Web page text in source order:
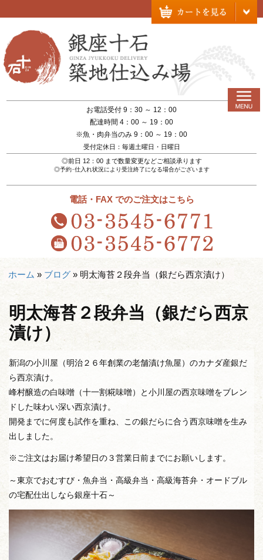
お電話受付 9：30 ～ 12：00
配達時間 4：00 ～ 19：00
※魚・肉弁当のみ 9：00 ～ 19：00
受付定休日：毎週土曜日・日曜日
◎前日 12：00 まで数量変更などご相談承ります
◎予約･仕入れ状況により受注終了になる場合がございます
電話・FAX でのご注文はこちら
ホーム » ブログ » 明太海苔２段弁当（銀だら西京漬け）
明太海苔２段弁当（銀だら西京
漬け）
新潟の小川屋（明治２６年創業の老舗漬け魚屋）のカナダ産銀だ
ら西京漬け。
峰村醸造の白味噌（十一割糀味噌）と小川屋の西京味噌をブレン
ドした味わい深い西京漬け。
開発までに何度も試作を重ね、この銀だらに合う西京味噌を生み
出しました。
※ご注文はお届け希望日の３営業日前までにお願いします。
～東京でおむすび・魚弁当・高級弁当・高級海苔弁・オードブル
の宅配仕出しなら銀座十石～